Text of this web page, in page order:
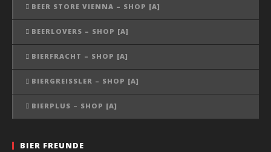
BEER STORE VIENNA – SHOP [A]
BEERLOVERS – SHOP [A]
BIERFRACHT – SHOP [A]
BIERGREISSLER – SHOP [A]
BIERPLUS – SHOP [A]
BIER FREUNDE